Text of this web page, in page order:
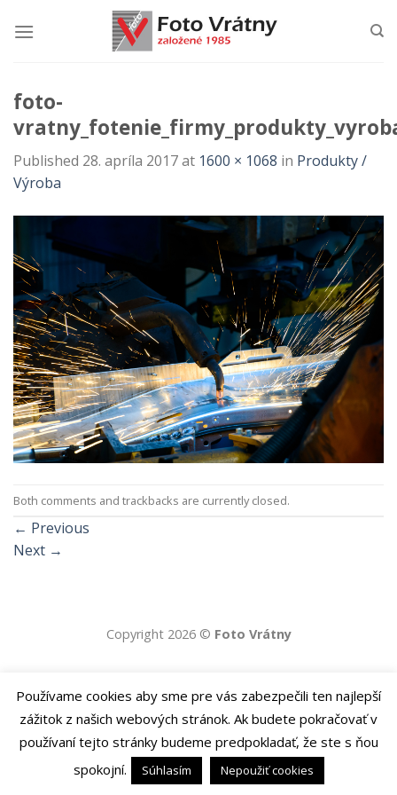
foto-
Published 28. apríla 2017at 1600 × 1068 in Produkty /
Výroba
Both comments and trackbacks are currently closed.
← Previous
Next →
Copyright 2026 © Foto Vrátny
Používame cookies aby sme pre vás zabezpečili ten najlepší
zážitok z našich webových stránok. Ak budete pokračovať v
používaní tejto stránky budeme predpokladať, že ste s ňou
spokojní.
Súhlasím Nepoužiť cookies